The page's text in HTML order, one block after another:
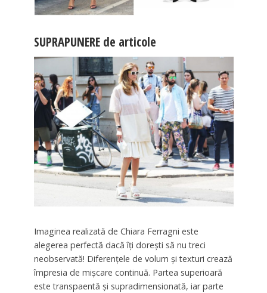
SUPRAPUNERE de articole
Imaginea realizată de Chiara Ferragni este
alegerea perfectă dacă îți dorești să nu treci
neobservată! Diferențele de volum și texturi crează
împresia de mișcare continuă. Partea superioară
este transpaentă și supradimensionată, iar parte